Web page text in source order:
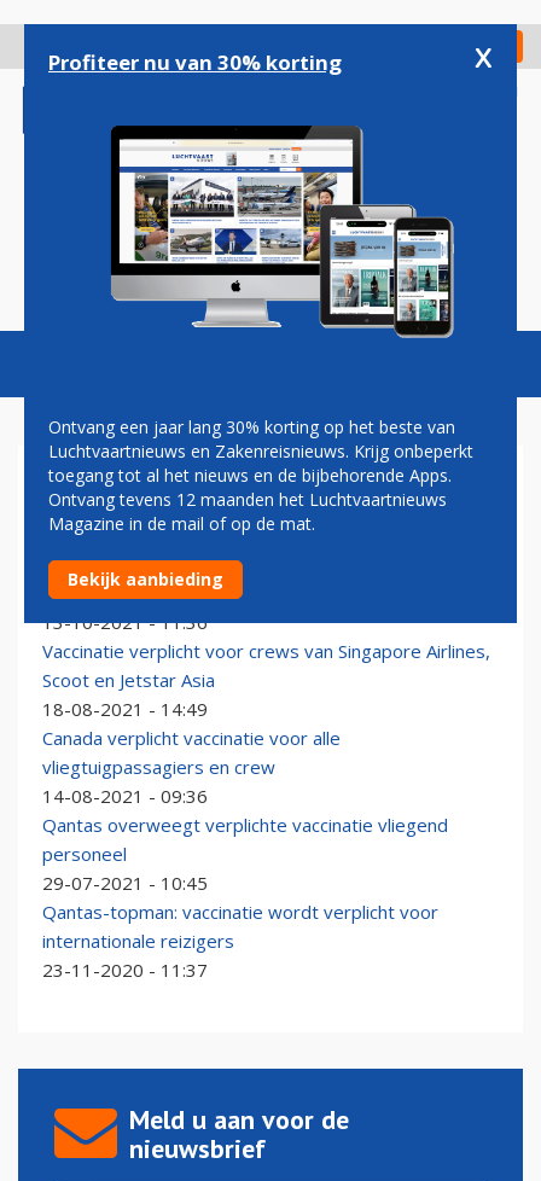
gaan
Check in
Magazine Podcasts Vacatures
VACCINATIEPLICHT
Boeing verplicht vaccinatie voor 125.000
medewerkers in de VS
13-10-2021 - 11:36
Vaccinatie verplicht voor crews van Singapore Airlines,
Scoot en Jetstar Asia
18-08-2021 - 14:49
Canada verplicht vaccinatie voor alle
vliegtuigpassagiers en crew
14-08-2021 - 09:36
Qantas overweegt verplichte vaccinatie vliegend
personeel
29-07-2021 - 10:45
Qantas-topman: vaccinatie wordt verplicht voor
internationale reizigers
23-11-2020 - 11:37
Meld u aan voor de
nieuwsbrief
Profiteer nu van 30% korting x
Ontvang een jaar lang 30% korting op het beste van
Luchtvaartnieuws en Zakenreisnieuws. Krijg onbeperkt
toegang tot al het nieuws en de bijbehorende Apps.
Ontvang tevens 12 maanden het Luchtvaartnieuws
Magazine in de mail of op de mat.
Bekijk aanbieding